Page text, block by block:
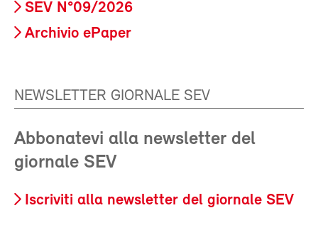
SEV N°09/2026
Archivio ePaper
NEWSLETTER GIORNALE SEV
Abbonatevi alla newsletter del
giornale SEV
Iscriviti alla newsletter del giornale SEV